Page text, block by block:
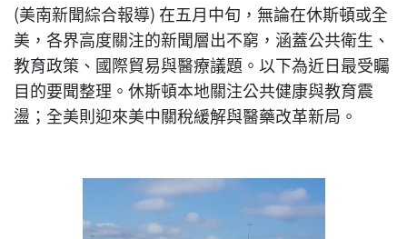
(美南新聞綜合報導) 在五月中旬，無論在休斯頓或全
美，各界高度關注的新聞層出不窮，涵蓋公共衛生、
教育政策、國際貿易與醫療議題。以下為近日最受矚
目的要聞整理。休斯頓本地關注公共健康與教育震
盪；全美則迎來美中關稅緩解與醫藥改革新局。